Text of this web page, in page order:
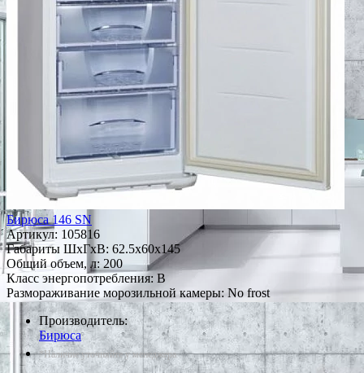
Бирюса 146 SN
Артикул: 105816
Габариты ШxГxВ: 62.5x60x145
Общий объем, л: 200
Класс энергопотребления: B
Размораживание морозильной камеры: No frost
Производитель:
Бирюса
*Наличие уточняйте у менеджера